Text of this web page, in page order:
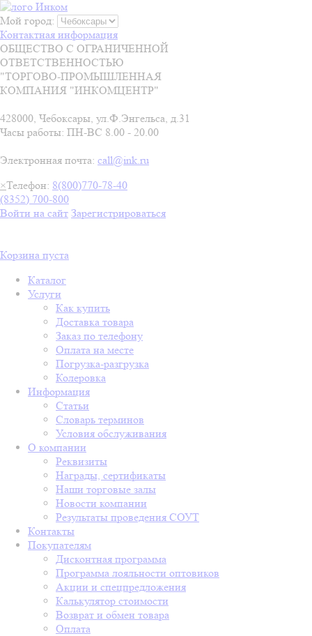
Мой город:
Контактная информация
ОБЩЕСТВО С ОГРАНИЧЕННОЙ
ОТВЕТСТВЕННОСТЬЮ
"ТОРГОВО-ПРОМЫШЛЕННАЯ
КОМПАНИЯ "ИНКОМЦЕНТР"
428000, Чебоксары, ул.Ф.Энгельса, д.31
Часы работы: ПН-ВС 8.00 - 20.00
Электронная почта: call@ink.ru
×Телефон: 8(800)770-78-40
(8352) 700-800
Войти на сайт Зарегистрироваться
Корзина пуста
Каталог
Услуги
Как купить
Доставка товара
Заказ по телефону
Оплата на месте
Погрузка-разгрузка
Колеровка
Информация
Статьи
Словарь терминов
Условия обслуживания
О компании
Реквизиты
Награды, сертификаты
Наши торговые залы
Новости компании
Результаты проведения СОУТ
Контакты
Покупателям
Дисконтная программа
Программа лояльности оптовиков
Акции и спецпредложения
Калькулятор стоимости
Возврат и обмен товара
Оплата